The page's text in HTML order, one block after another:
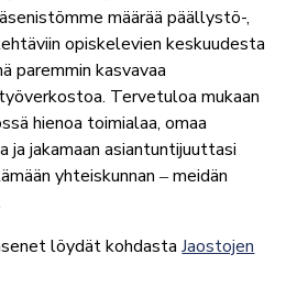
määrää päällystö-,
opiskelevien keskuudesta
paremmin kasvavaa
Tervetuloa mukaan
hienoa toimialaa, omaa
ja jakamaan asiantuntijuuttasi
yhteiskunnan ‒ meidän
löydät kohdastaJaostojen